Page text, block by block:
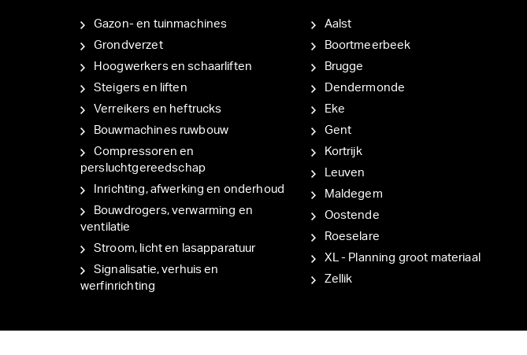
Gazon- en tuinmachines
Grondverzet
Hoogwerkers en schaarliften
Steigers en liften
Verreikers en heftrucks
Bouwmachines ruwbouw
Compressoren en
persluchtgereedschap
Inrichting, afwerking en onderhoud
Bouwdrogers, verwarming en
ventilatie
Stroom, licht en lasapparatuur
Signalisatie, verhuis en
werfinrichting
Aalst
Boortmeerbeek
Brugge
Dendermonde
Eke
Gent
Kortrijk
Leuven
Maldegem
Oostende
Roeselare
XL - Planning groot materiaal
Zellik